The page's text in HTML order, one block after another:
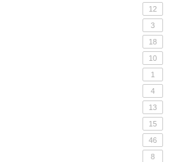
12
3
18
10
1
4
13
15
46
8